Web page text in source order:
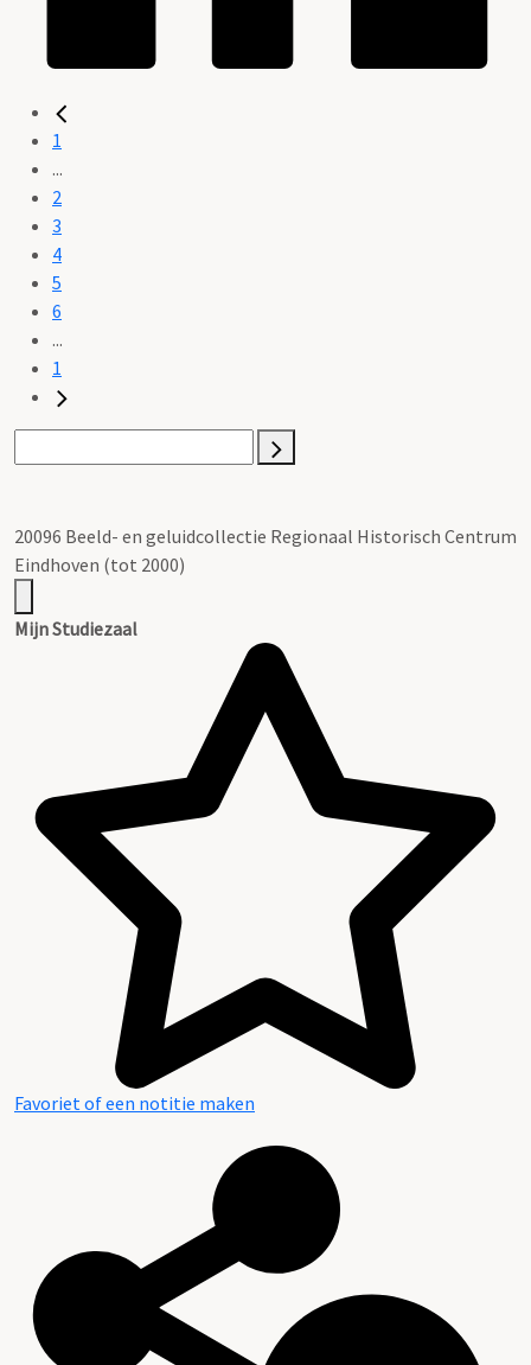
1
...
2
3
4
5
6
...
1
20096 Beeld- en geluidcollectie Regionaal Historisch Centrum
Eindhoven (tot 2000)
Mijn Studiezaal
Favoriet of een notitie maken